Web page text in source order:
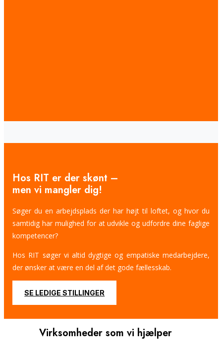
Hos RIT er der skønt –
men vi mangler dig!
Søger du en arbejdsplads der har højt til loftet, og hvor du
samtidig har mulighed for at udvikle og udfordre dine faglige
kompetencer?
Hos RIT søger vi altid dygtige og empatiske medarbejdere,
der ønsker at være en del af det gode fællesskab.
SE LEDIGE STILLINGER
Virksomheder som vi hjælper